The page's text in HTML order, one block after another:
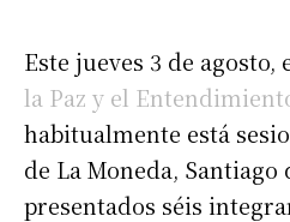
Este jueves 3 de agosto,
la Paz y el
habitualmente está
de La Moneda,
presentados séis